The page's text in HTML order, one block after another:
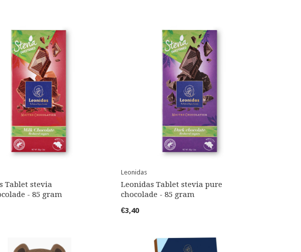
Tablet stevia
- 85 gram
Leonidas
Leonidas Tablet stevia pure
chocolade - 85 gram
€3,40